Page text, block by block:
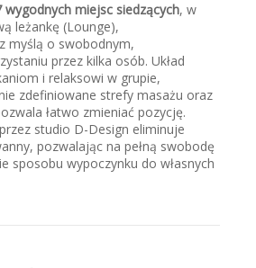
wygodnych miejsc siedzących, w
leżankę (Lounge),
myślą o swobodnym,
przez kilka osób. Układ
i relaksowi w grupie,
zdefiniowane strefy masażu oraz
łatwo zmieniać pozycję.
studio D-Design eliminuje
pozwalając na pełną swobodę
sposobu wypoczynku do własnych